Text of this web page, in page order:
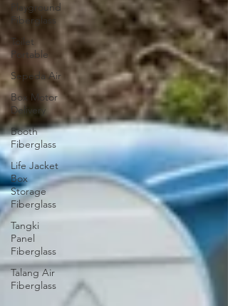
Playground
Fiberglass
Toilet
Portable
Sepeda Air
Box Motor
Delivery
Booth
Fiberglass
Life Jacket
Box
Storage
Fiberglass
Tangki
Panel
Fiberglass
Talang Air
Fiberglass